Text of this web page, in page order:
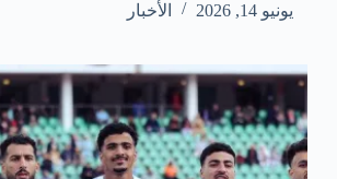
يونيو 14, 2026 الأخبار